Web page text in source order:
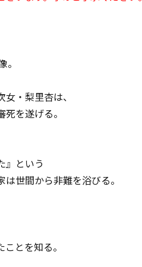
・梨里杏は、
を遂げる。
』という
世間から非難を浴びる。
とを知る。